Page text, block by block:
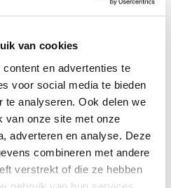
van cookies
en advertenties te
voor social media te bieden
te analyseren. Ook delen we
van onze site met onze
adverteren en analyse. Deze
combineren met andere
verstrekt of die ze hebben
is, maar ook graag geniet van
en verzorgde
en stevige look die perfect aansluit
premium aan en alles is mooi in
maar een model dat vertrouwen
Het brede zadel met antislip
zit, ook wanneer je met twee
34 liter opbergruimte, ideaal voor
spullen onderweg. De hoogwaardige